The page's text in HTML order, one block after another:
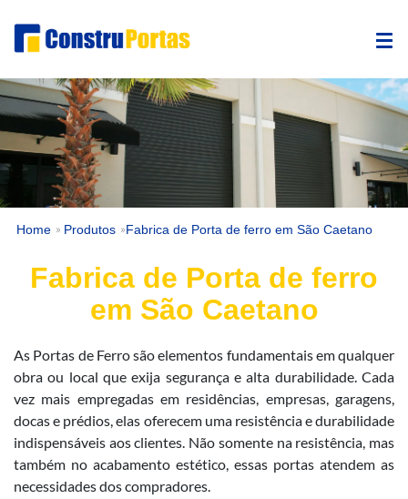
Home » Produtos »Fabrica de Porta de ferro em São Caetano
Fabrica de Porta de ferro
em São Caetano
As Portas de Ferro são elementos fundamentais em qualquer
obra ou local que exija segurança e alta durabilidade. Cada
vez mais empregadas em residências, empresas, garagens,
docas e prédios, elas oferecem uma resistência e durabilidade
indispensáveis aos clientes. Não somente na resistência, mas
também no acabamento estético, essas portas atendem as
necessidades dos compradores.